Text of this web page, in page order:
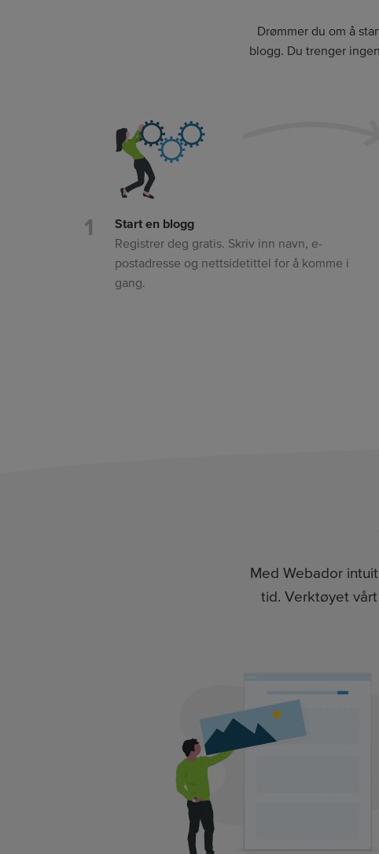
Drømmer du om å
blogg. Du trenger
Start en blogg
Registrer deg gratis. Skriv inn navn, e-
postadresse og nettsidetittel for å komme i
gang.
Med Webador
tid. Verktøyet